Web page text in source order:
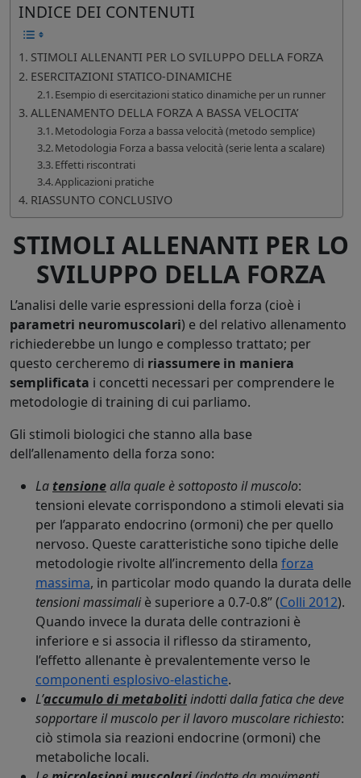
INDICE DEI CONTENUTI
STIMOLI ALLENANTI PER LO SVILUPPO DELLA FORZA
ESERCITAZIONI STATICO-DINAMICHE
Esempio di esercitazioni statico dinamiche per un runner
ALLENAMENTO DELLA FORZA A BASSA VELOCITA’
Metodologia Forza a bassa velocità (metodo semplice)
Metodologia Forza a bassa velocità (serie lenta a scalare)
Effetti riscontrati
Applicazioni pratiche
RIASSUNTO CONCLUSIVO
STIMOLI ALLENANTI PER LO
SVILUPPO DELLA FORZA
L’analisi delle varie espressioni della forza (cioè i
parametri neuromuscolari) e del relativo allenamento
richiederebbe un lungo e complesso trattato; per
questo cercheremo di riassumere in maniera
semplificata i concetti necessari per comprendere le
metodologie di training di cui parliamo.
Gli stimoli biologici che stanno alla base
dell’allenamento della forza sono:
La tensione alla quale è sottoposto il muscolo:
tensioni elevate corrispondono a stimoli elevati sia
per l’apparato endocrino (ormoni) che per quello
nervoso. Queste caratteristiche sono tipiche delle
metodologie rivolte all’incremento della forza
massima, in particolar modo quando la durata delle
tensioni massimali è superiore a 0.7-0.8” (Colli 2012).
Quando invece la durata delle contrazioni è
inferiore e si associa il riflesso da stiramento,
l’effetto allenante è prevalentemente verso le
componenti esplosivo-elastiche.
L’accumulo di metabolitiindotti dalla fatica che deve
sopportare il muscolo per il lavoro muscolare richiesto:
ciò stimola sia reazioni endocrine (ormoni) che
metaboliche locali.